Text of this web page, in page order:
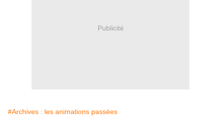
Publicité
#Archives : les animations passées